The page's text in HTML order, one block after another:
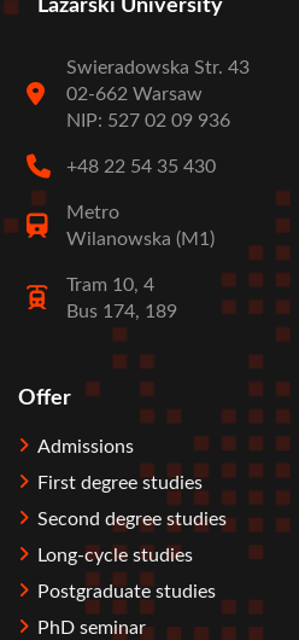
Lazarski University
Swieradowska Str. 43
02-662 Warsaw
NIP: 527 02 09 936
+48 22 54 35 430
Metro
Wilanowska (M1)
Tram 10, 4
Bus 174, 189
Stopka
Offer
Admissions
First degree studies
Second degree studies
Long-cycle studies
Postgraduate studies
PhD seminar